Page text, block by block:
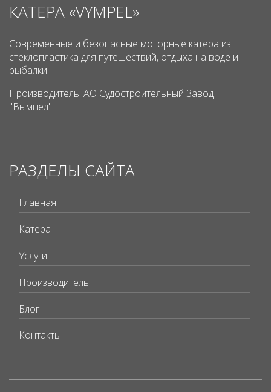
КАТЕРА «VYMPEL»
Современные и безопасные моторные катера из
стеклопластика для путешествий, отдыха на воде и
рыбалки.
Производитель: АО Судостроительный Завод
"Вымпел"
РАЗДЕЛЫ САЙТА
Главная
Катера
Услуги
Производитель
Блог
Контакты